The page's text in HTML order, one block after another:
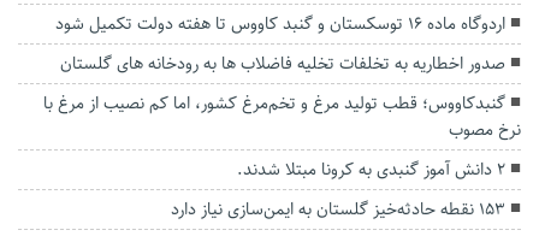
اردوگاه ماده ۱۶ توسکستان و گنبد کاووس تا هفته دولت تکمیل شود
صدور اخطاریه به تخلفات تخلیه فاضلاب ها به رودخانه های گلستان
گنبدکاووس؛ قطب تولید مرغ و تخم‌مرغ کشور، اما کم نصیب از مرغ با
نرخ مصوب
۲ دانش آموز گنبدی به کرونا مبتلا شدند.
۱۵۳ نقطه حادثه‌خیز گلستان به ایمن‌سازی نیاز دارد